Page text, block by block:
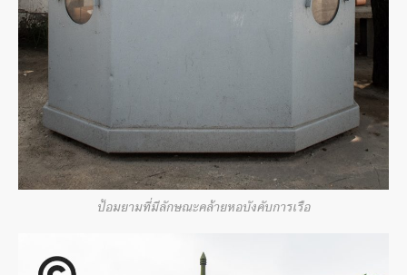
ป้อมยามที่มีลักษณะคล้ายหอบังคับการเรือ